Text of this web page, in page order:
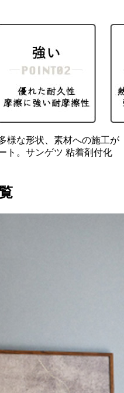
様な形状、素材への施工が
ト。サンゲツ 粘着剤付化